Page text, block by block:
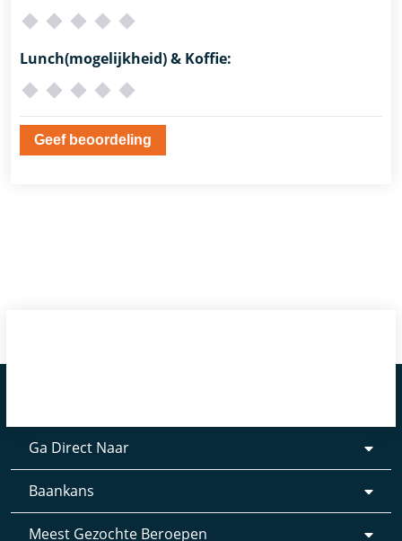
Lunch(mogelijkheid) & Koffie:
Ga Direct Naar
Baankans
Meest Gezochte Beroepen